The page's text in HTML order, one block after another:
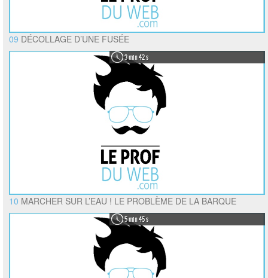
09 DÉCOLLAGE D’UNE FUSÉE
3 min 42 s
10 MARCHER SUR L’EAU ! LE PROBLÈME DE LA BARQUE
5 min 45 s